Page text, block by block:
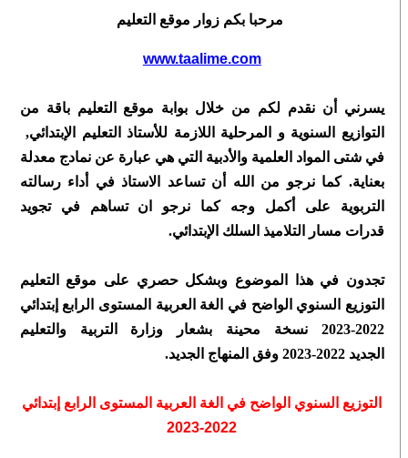
مرحبا بكم زوار موقع التعليم
www.taalime.com
يسرني أن نقدم لكم من خلال بوابة موقع التعليم باقة من
التوازيع السنوية و المرحلية اللازمة للأستاذ التعليم الإبتدائي,
في شتى المواد العلمية والأدبية التي هي عبارة عن نمادج معدلة
بعناية. كما نرجو من الله أن تساعد الاستاذ في أداء رسالته
التربوية على أكمل وجه كما نرجو ان تساهم في تجويد
قدرات مسار التلاميذ السلك الإبتدائي.
تجدون في هذا الموضوع وبشكل حصري على موقع التعليم
التوزيع السنوي الواضح في الغة العربية المستوى الرابع إبتدائي
2022-2023 نسخة محينة بشعار وزارة التربية والتعليم
الجديد 2022-2023 وفق المنهاج الجديد.
التوزيع السنوي الواضح في الغة العربية المستوى الرابع إبتدائي
2022-2023